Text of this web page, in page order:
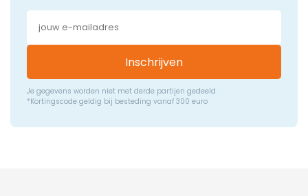
Inschrijven
Je gegevens worden niet met derde partijen gedeeld
*Kortingscode geldig bij besteding vanaf 300 euro